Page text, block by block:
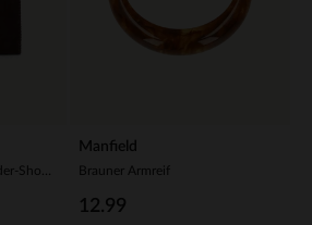
Manfield
Brauner Armreif
12.99